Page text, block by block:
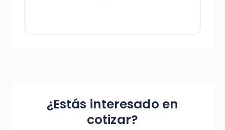
¿Estás interesado en
cotizar?